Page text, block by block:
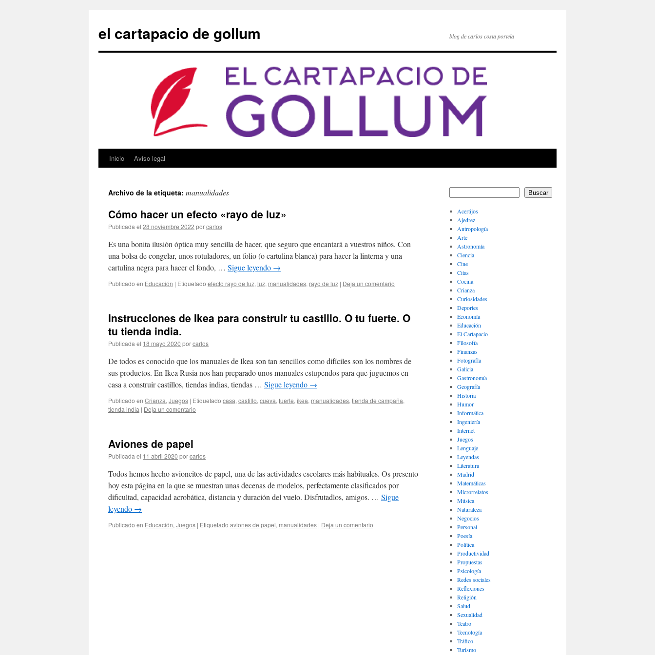
contenido
el cartapacio de gollum blog de carlos costa portela
Inicio Aviso legal
Archivo de la etiqueta: manualidades
Cómo hacer un efecto «rayo de luz»
Publicada el 28 noviembre 2022 porcarlos
Es una bonita ilusión óptica muy sencilla de hacer, que seguro que encantará a vuestros niños. Con
una bolsa de congelar, unos rotuladores, un folio (o cartulina blanca) para hacer la linterna y una
cartulina negra para hacer el fondo, … Sigue leyendo →
Publicado en Educación | Etiquetado efecto rayo de luz, luz, manualidades, rayo de luz | Deja un comentario
Instrucciones de Ikea para construir tu castillo. O tu fuerte. O
tu tienda india.
Publicada el 18 mayo 2020 porcarlos
De todos es conocido que los manuales de Ikea son tan sencillos como difíciles son los nombres de
sus productos. En Ikea Rusia nos han preparado unos manuales estupendos para que juguemos en
casa a construir castillos, tiendas indias, tiendas … Sigue leyendo →
Publicado en Crianza, Juegos | Etiquetado casa, castillo, cueva, fuerte, ikea, manualidades, tienda de campaña,
tienda india | Deja un comentario
Aviones de papel
Publicada el 11 abril 2020 porcarlos
Todos hemos hecho avioncitos de papel, una de las actividades escolares más habituales. Os presento
hoy esta página en la que se muestran unas decenas de modelos, perfectamente clasificados por
dificultad, capacidad acrobática, distancia y duración del vuelo. Disfrutadlos, amigos. … Sigue
leyendo →
Publicado en Educación, Juegos | Etiquetado aviones de papel, manualidades | Deja un comentario
Buscar
Acertijos
Ajedrez
Antropología
Arte
Astronomía
Ciencia
Cine
Citas
Cocina
Crianza
Curiosidades
Deportes
Economía
Educación
El Cartapacio
Filosofía
Finanzas
Fotografía
Galicia
Gastronomía
Geografía
Historia
Humor
Informática
Ingeniería
Internet
Juegos
Lenguaje
Leyendas
Literatura
Madrid
Matemáticas
Microrrelatos
Música
Naturaleza
Negocios
Personal
Poesía
Política
Productividad
Propuestas
Psicología
Redes sociales
Reflexiones
Religión
Salud
Sexualidad
Teatro
Tecnología
Tráfico
Turismo